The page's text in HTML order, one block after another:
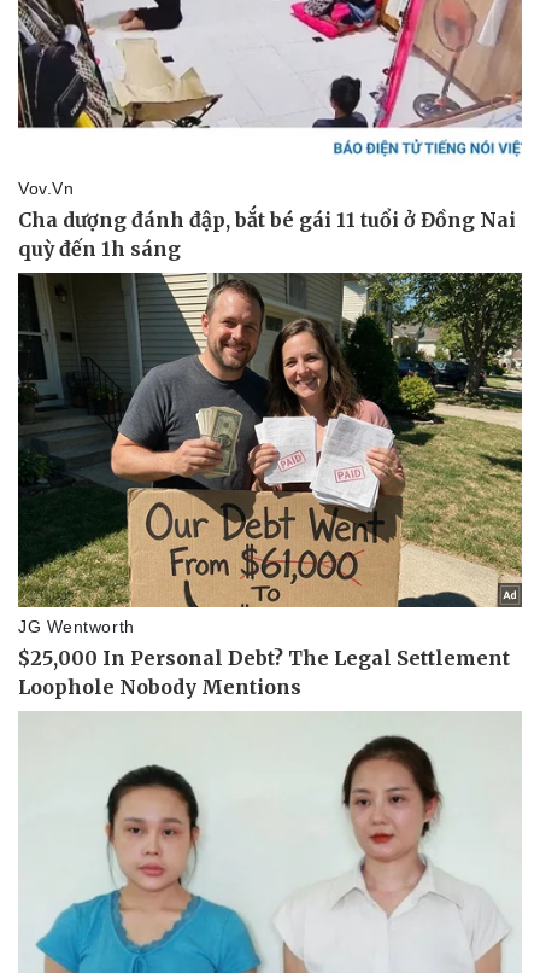
Lịch thi đấu bóng đá
Thế giới thể thao
eSports
Ô tô - Xe máy
Xe máy